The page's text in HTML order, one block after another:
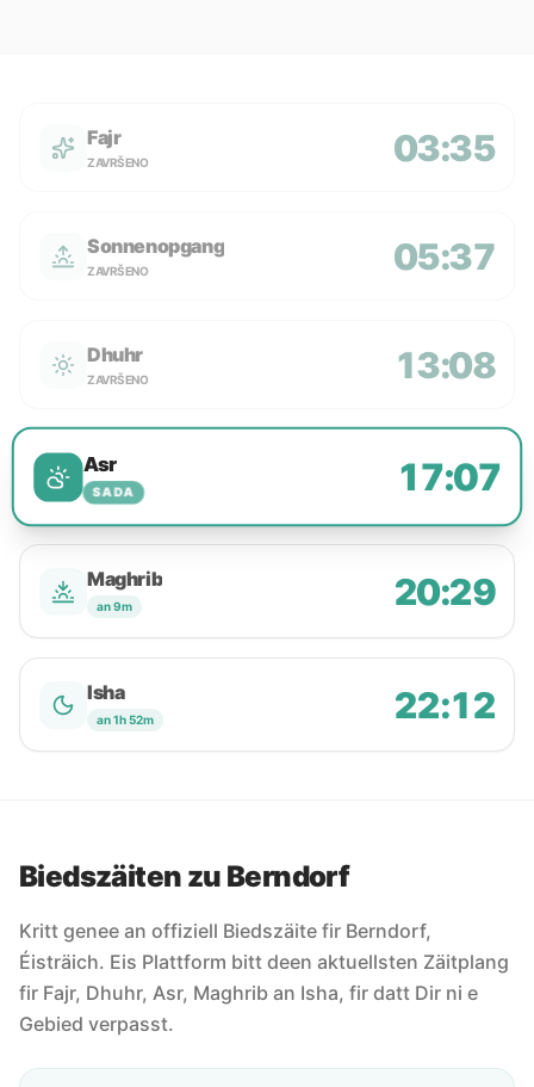
Fajr
ZAVRŠENO 03:35
Sonnenopgang
ZAVRŠENO 05:37
Dhuhr
ZAVRŠENO 13:08
Asr
SADA 17:07
Maghrib
an 9m 20:29
Isha
an 1h 52m 22:12
Biedszäiten zu Berndorf
Kritt genee an offiziell Biedszäite fir Berndorf,
Éisträich. Eis Plattform bitt deen aktuellsten Zäitplang
fir Fajr, Dhuhr, Asr, Maghrib an Isha, fir datt Dir ni e
Gebied verpasst.